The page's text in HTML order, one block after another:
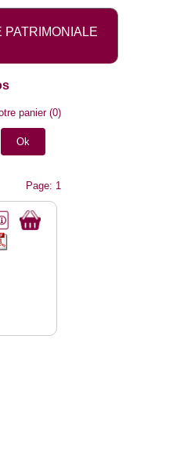
PATRIMONIALE
panier(0)
Page: 1